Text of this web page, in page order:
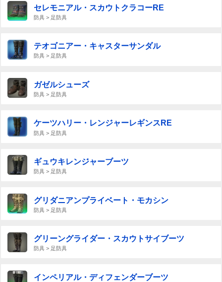
セレモニアル・スカウトクラコーRE
防具 > 足防具
テオゴニアー・キャスターサンダル
防具 > 足防具
ガゼルシューズ
防具 > 足防具
ケーツハリー・レンジャーレギンスRE
防具 > 足防具
ギュウキレンジャーブーツ
防具 > 足防具
グリダニアンプライベート・モカシン
防具 > 足防具
グリーングライダー・スカウトサイブーツ
防具 > 足防具
インペリアル・ディフェンダーブーツ